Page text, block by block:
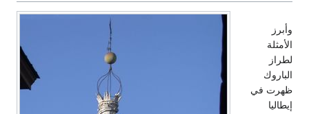
وأبرز
الأمثلة
لطراز
الباروك
ظهرت في
إيطاليا